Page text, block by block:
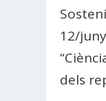
12/
dels